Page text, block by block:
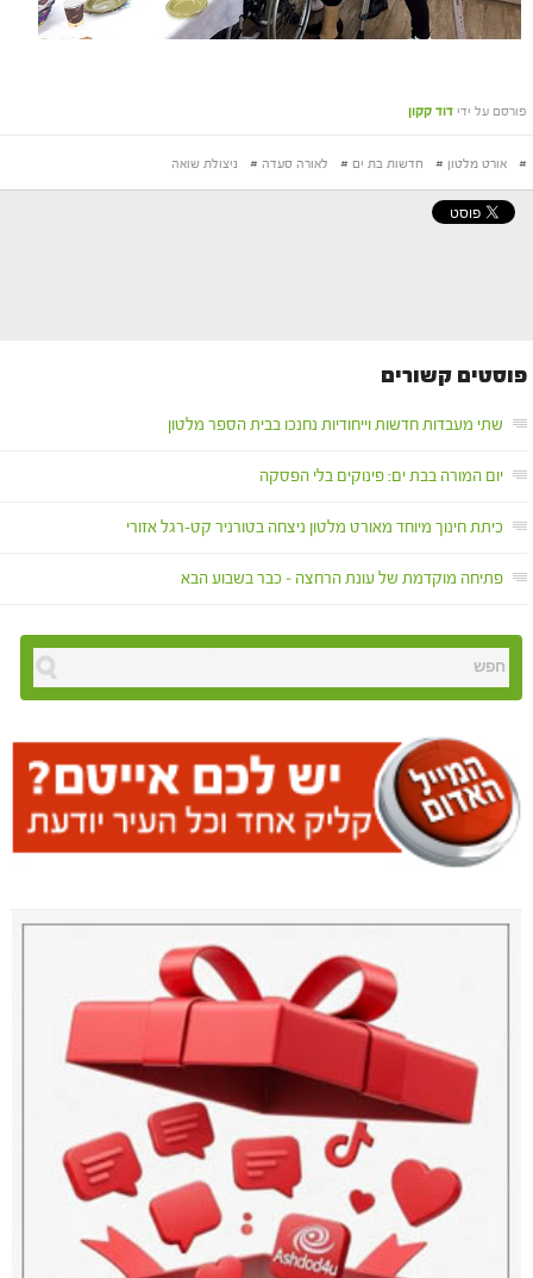
פורסם על ידי דוד קקון
# אורט מלטון # חדשות בת ים # לאורה סעדה # ניצולת שואה
פוסטים קשורים
שתי מעבדות חדשות וייחודיות נחנכו בבית הספר מלטון
יום המורה בבת ים: פינוקים בלי הפסקה
כיתת חינוך מיוחד מאורט מלטון ניצחה בטורניר קט-רגל אזורי
פתיחה מוקדמת של עונת הרחצה – כבר בשבוע הבא